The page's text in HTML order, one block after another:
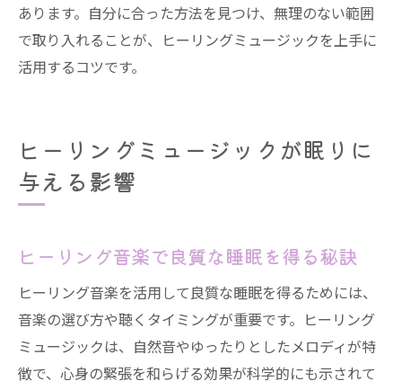
あります。自分に合った方法を見つけ、無理のない範囲
で取り入れることが、ヒーリングミュージックを上手に
活用するコツです。
ヒーリングミュージックが眠りに
与える影響
ヒーリング音楽で良質な睡眠を得る秘訣
ヒーリング音楽を活用して良質な睡眠を得るためには、
音楽の選び方や聴くタイミングが重要です。ヒーリング
ミュージックは、自然音やゆったりとしたメロディが特
徴で、心身の緊張を和らげる効果が科学的にも示されて